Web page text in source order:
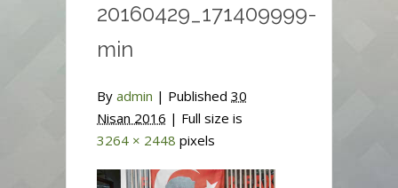
20160429_171409999-
min
By admin | Published 30
Nisan 2016 | Full size is
3264 × 2448 pixels